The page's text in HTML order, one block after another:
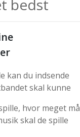
bedst
kan du indsende
skal kunne
hvor meget må
skal de spille